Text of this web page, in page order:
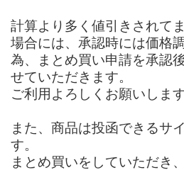
計算より多く値引きされて
場合には、承認時には価格
為、まとめ買い申請を承認
せていただきます。
ご利用よろしくお願いします
また、商品は投函できるサ
す。
まとめ買いをしていただき